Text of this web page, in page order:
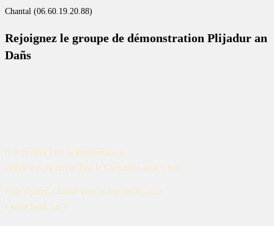
Chantal (06.60.19.20.88)
Rejoignez le groupe de démonstration Plijadur an
Dañs
Il se produit lors de manifestations
extérieures au cercle dans le Gard mais aussi + loin…
Pour répéter, Chantal vous donne rendez-vous
l’autre lundi sur 2.